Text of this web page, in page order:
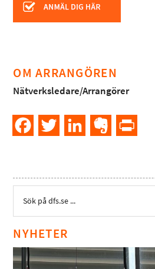
OM ARRANGÖREN
Nätverksledare/Arrangörer
FacebookTwitter LinkedInEvernote
NYHETER